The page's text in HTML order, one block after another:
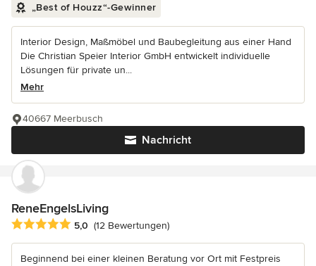
„Best of Houzz“-Gewinner
Interior Design, Maßmöbel und Baubegleitung aus einer Hand
Die Christian Speier Interior GmbH entwickelt individuelle
Lösungen für private un...
Mehr
Nachricht
40667 Meerbusch
ReneEngelsLiving
Durchschnittliche Bewertung: 5 von 5 Sternen
5,0 (12 Bewertungen)
Beginnend bei einer kleinen Beratung vor Ort mit Festpreis